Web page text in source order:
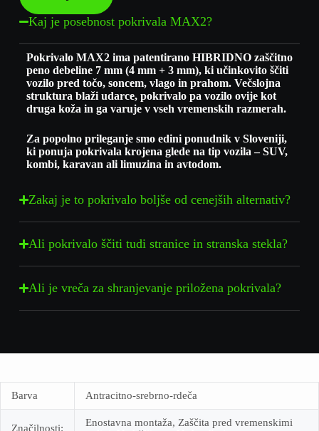
Kaj je posebnost pokrivala MAX2?
Pokrivalo MAX2 ima patentirano HIBRIDNO zaščitno
peno debeline 7 mm (4 mm + 3 mm), ki učinkovito ščiti
vozilo pred točo, soncem, vlago in prahom. Večslojna
struktura blaži udarce, pokrivalo pa vozilo ovije kot
druga koža in ga varuje v vseh vremenskih razmerah.
Za popolno prileganje smo edini ponudnik v Sloveniji,
ki ponuja pokrivala krojena glede na tip vozila – SUV,
kombi, karavan ali limuzina in avtodom.
Zakaj je to pokrivalo boljše od cenejših alternativ?
Ali pokrivalo ščiti tudi stranice in stranska stekla?
Ali je vreča za shranjevanje priložena pokrivala?
Barva Antracitno-srebrno-rdeča
Značilnosti:
Enostavna montaža, Zaščita pred vremenskimi